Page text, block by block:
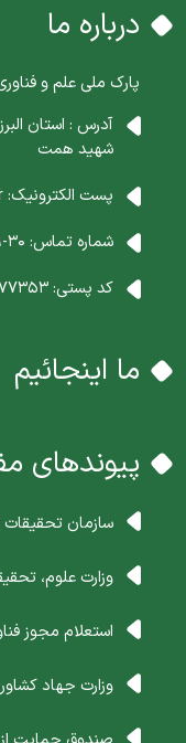
درباره ما
پارک ملی علم و
شهید همت
پست الکترونیک:
شماره تماس: 30-02636710929
کد پستی:
ما اینجائیم
پیوندهای
سازمان
وزارت علوم،
استعلام مجوز
وزارت جهاد